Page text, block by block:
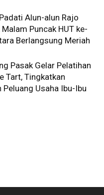
Alun-alun Rajo
Puncak HUT ke-
Berlangsung Meriah
Pasak Gelar Pelatihan
Tart, Tingkatkan
Usaha Ibu-Ibu